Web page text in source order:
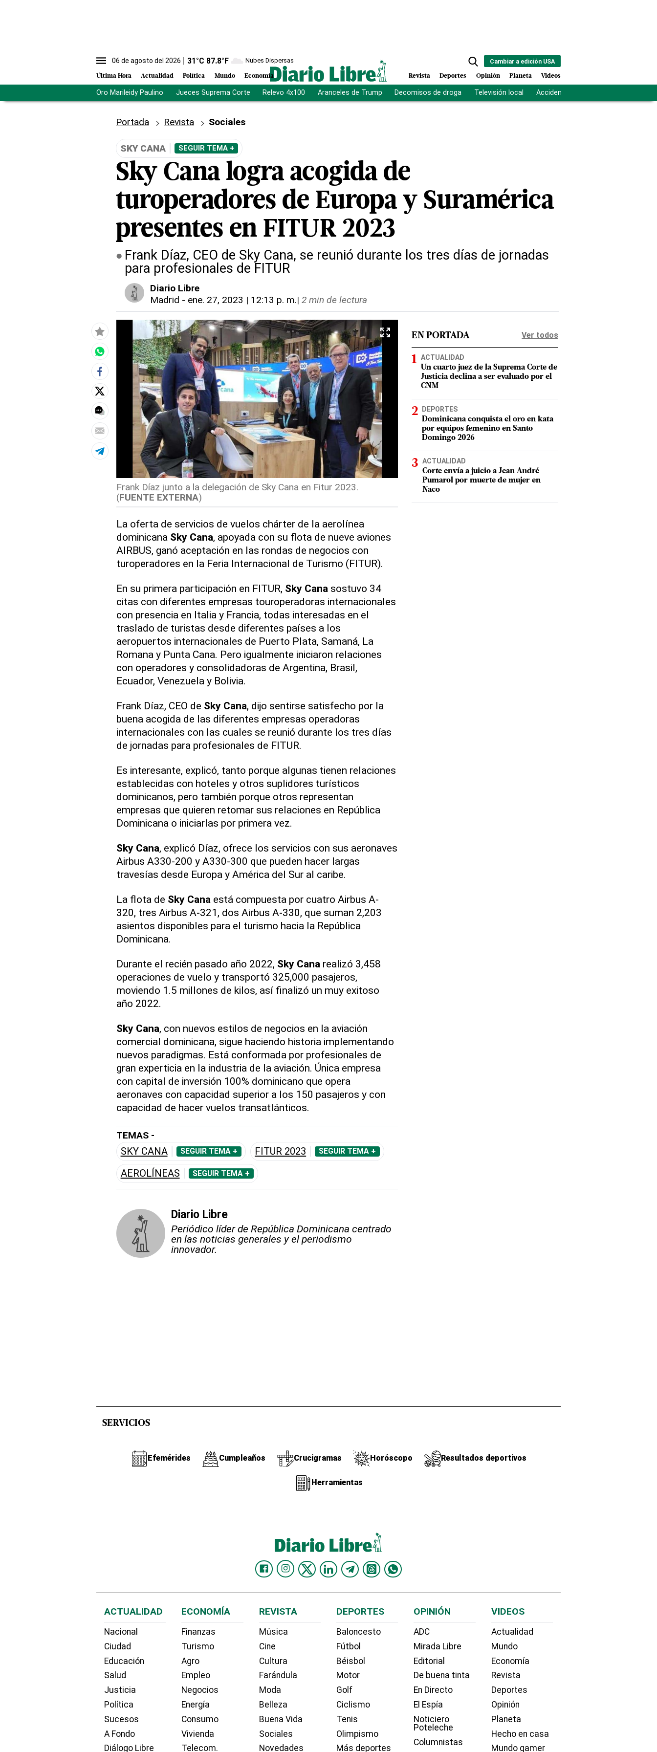
06 de agosto del 2026 31°C 87.8°F Nubes Dispersas
Última Hora Actualidad Política Mundo Economía
Cambiar a edición USA
Revista Deportes Opinión Planeta Videos
Oro Marileidy Paulino Jueces Suprema Corte Relevo 4x100 Aranceles de Trump Decomisos de droga Televisión local Accidente Los Ríos
Portada Revista Sociales
SKY CANA SEGUIR TEMA +
Sky Cana logra acogida de
turoperadores de Europa y Suramérica
presentes en FITUR 2023
Frank Díaz, CEO de Sky Cana, se reunió durante los tres días de jornadas
para profesionales de FITUR
Diario Libre
Madrid - ene. 27, 2023 | 12:13 p. m.| 2 min de lectura
Frank Díaz junto a la delegación de Sky Cana en Fitur 2023.
(FUENTE EXTERNA)
La oferta de servicios de vuelos chárter de la aerolínea
dominicana Sky Cana, apoyada con su flota de nueve aviones
AIRBUS, ganó aceptación en las rondas de negocios con
turoperadores en la Feria Internacional de Turismo (FITUR).
En su primera participación en FITUR, Sky Cana sostuvo 34
citas con diferentes empresas touroperadoras internacionales
con presencia en Italia y Francia, todas interesadas en el
traslado de turistas desde diferentes países a los
aeropuertos internacionales de Puerto Plata, Samaná, La
Romana y Punta Cana. Pero igualmente iniciaron relaciones
con operadores y consolidadoras de Argentina, Brasil,
Ecuador, Venezuela y Bolivia.
Frank Díaz, CEO de Sky Cana, dijo sentirse satisfecho por la
buena acogida de las diferentes empresas operadoras
internacionales con las cuales se reunió durante los tres días
de jornadas para profesionales de FITUR.
Es interesante, explicó, tanto porque algunas tienen relaciones
establecidas con hoteles y otros suplidores turísticos
dominicanos, pero también porque otros representan
empresas que quieren retomar sus relaciones en República
Dominicana o iniciarlas por primera vez.
Sky Cana, explicó Díaz, ofrece los servicios con sus aeronaves
Airbus A330-200 y A330-300 que pueden hacer largas
travesías desde Europa y América del Sur al caribe.
La flota de Sky Cana está compuesta por cuatro Airbus A-
320, tres Airbus A-321, dos Airbus A-330, que suman 2,203
asientos disponibles para el turismo hacia la República
Dominicana.
Durante el recién pasado año 2022, Sky Cana realizó 3,458
operaciones de vuelo y transportó 325,000 pasajeros,
moviendo 1.5 millones de kilos, así finalizó un muy exitoso
año 2022.
Sky Cana, con nuevos estilos de negocios en la aviación
comercial dominicana, sigue haciendo historia implementando
nuevos paradigmas. Está conformada por profesionales de
gran experticia en la industria de la aviación. Única empresa
con capital de inversión 100% dominicano que opera
aeronaves con capacidad superior a los 150 pasajeros y con
capacidad de hacer vuelos transatlánticos.
TEMAS -
SKY CANA SEGUIR TEMA + FITUR 2023 SEGUIR TEMA +
AEROLÍNEAS SEGUIR TEMA +
Diario Libre
Periódico líder de República Dominicana centrado
en las noticias generales y el periodismo
innovador.
EN PORTADA Ver todos
ACTUALIDAD
Un cuarto juez de la Suprema Corte de
Justicia declina a ser evaluado por el
CNM
DEPORTES
Dominicana conquista el oro en kata
por equipos femenino en Santo
Domingo 2026
ACTUALIDAD
Corte envía a juicio a Jean André
Pumarol por muerte de mujer en
Naco
SERVICIOS
Efemérides Cumpleaños Crucigramas Horóscopo Resultados deportivos
Herramientas
ACTUALIDAD
Nacional
Ciudad
Educación
Salud
Justicia
Política
Sucesos
A Fondo
Diálogo Libre
ECONOMÍA
Finanzas
Turismo
Agro
Empleo
Negocios
Energía
Consumo
Vivienda
Telecom.
REVISTA
Música
Cine
Cultura
Farándula
Moda
Belleza
Buena Vida
Sociales
Novedades
DEPORTES
Baloncesto
Fútbol
Béisbol
Motor
Golf
Ciclismo
Tenis
Olimpismo
Más deportes
OPINIÓN
ADC
Mirada Libre
Editorial
De buena tinta
En Directo
El Espía
Noticiero
Poteleche
Columnistas
VIDEOS
Actualidad
Mundo
Economía
Revista
Deportes
Opinión
Planeta
Hecho en casa
Mundo gamer